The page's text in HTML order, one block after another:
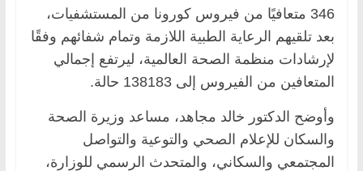
346 متعافيًا من فيروس كورونا من المستشفيات،
بعد تلقيهم الرعاية الطبية اللازمة وتمام شفائهم وفقًا
لإرشادات منظمة الصحة العالمية، ليرتفع إجمالي
المتعافين من الفيروس إلى 138183 حالة.
وأوضح الدكتور خالد مجاهد، مساعد وزيرة الصحة
والسكان للإعلام الصحي والتوعية والتواصل
المجتمعي والسكاني، والمتحدث الرسمي للوزارة،